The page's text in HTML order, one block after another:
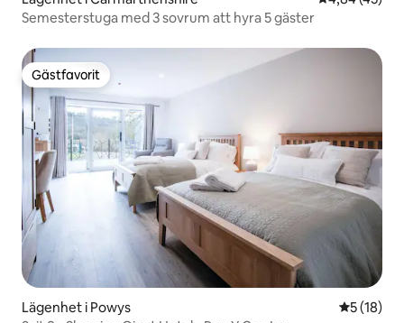
Semesterstuga med 3 sovrum att hyra 5 gäster
Gästfavorit
Gästfavorit
Lägenhet i Powys 5 av 5 i
5 (18)